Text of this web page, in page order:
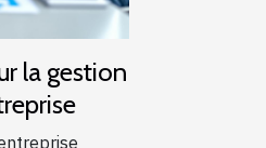
la gestion